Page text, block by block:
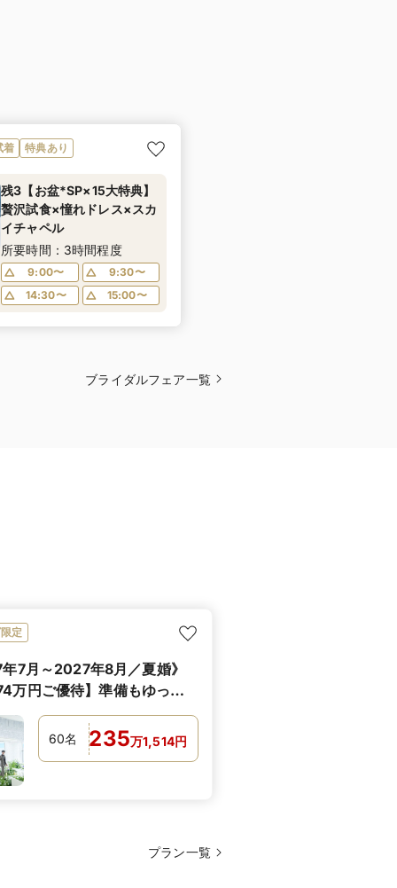
着 特典あり
残3【お盆*SP×15大特典】
贅沢試食×憧れドレス×スカ
イチャペル
所要時間：3時間程度
9:00〜
9:30〜
14:30〜
15:00〜
ブライダルフェア一覧
定
7月～2027年8月／夏婚》
万円ご優待】準備もゆっく
充実
60名 235万1,514円
プラン一覧